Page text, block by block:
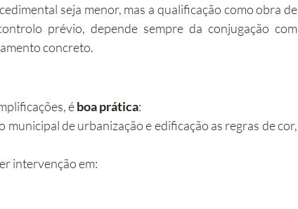
seja menor, mas a qualificação como obra de
prévio, depende sempre da conjugação com
concreto.
é boa prática:
de urbanização e edificação as regras de cor,
intervenção em: